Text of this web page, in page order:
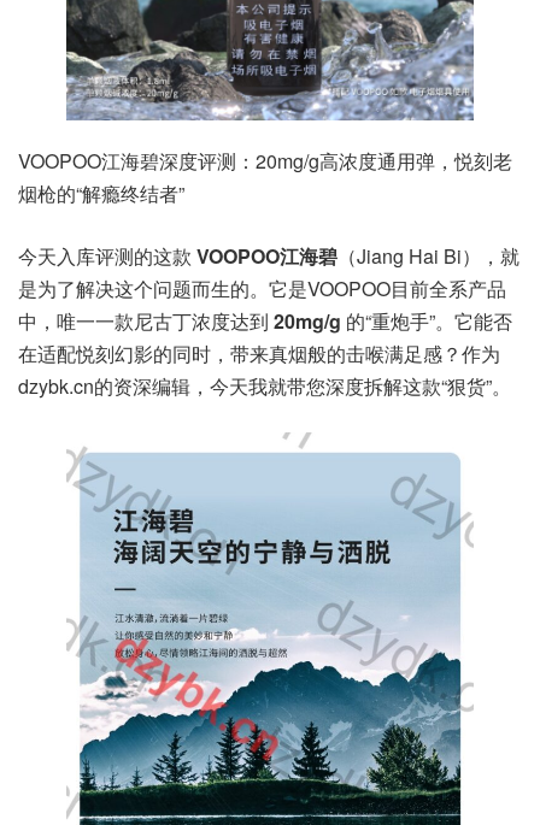
VOOPOO江海碧深度评测：20mg/g高浓度通用弹，悦刻老
烟枪的“解瘾终结者”
今天入库评测的这款 VOOPOO江海碧 （Jiang Hai Bi），就
是为了解决这个问题而生的。它是VOOPOO目前全系产品
中，唯一一款尼古丁浓度达到 20mg/g 的“重炮手”。它能否
在适配悦刻幻影的同时，带来真烟般的击喉满足感？作为
dzybk.cn的资深编辑，今天我就带您深度拆解这款“狠货”。